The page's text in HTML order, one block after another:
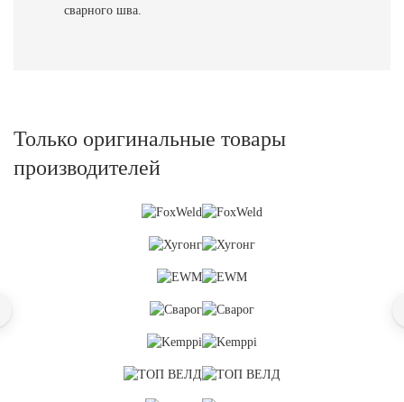
сварного шва.
Только оригинальные товары
производителей